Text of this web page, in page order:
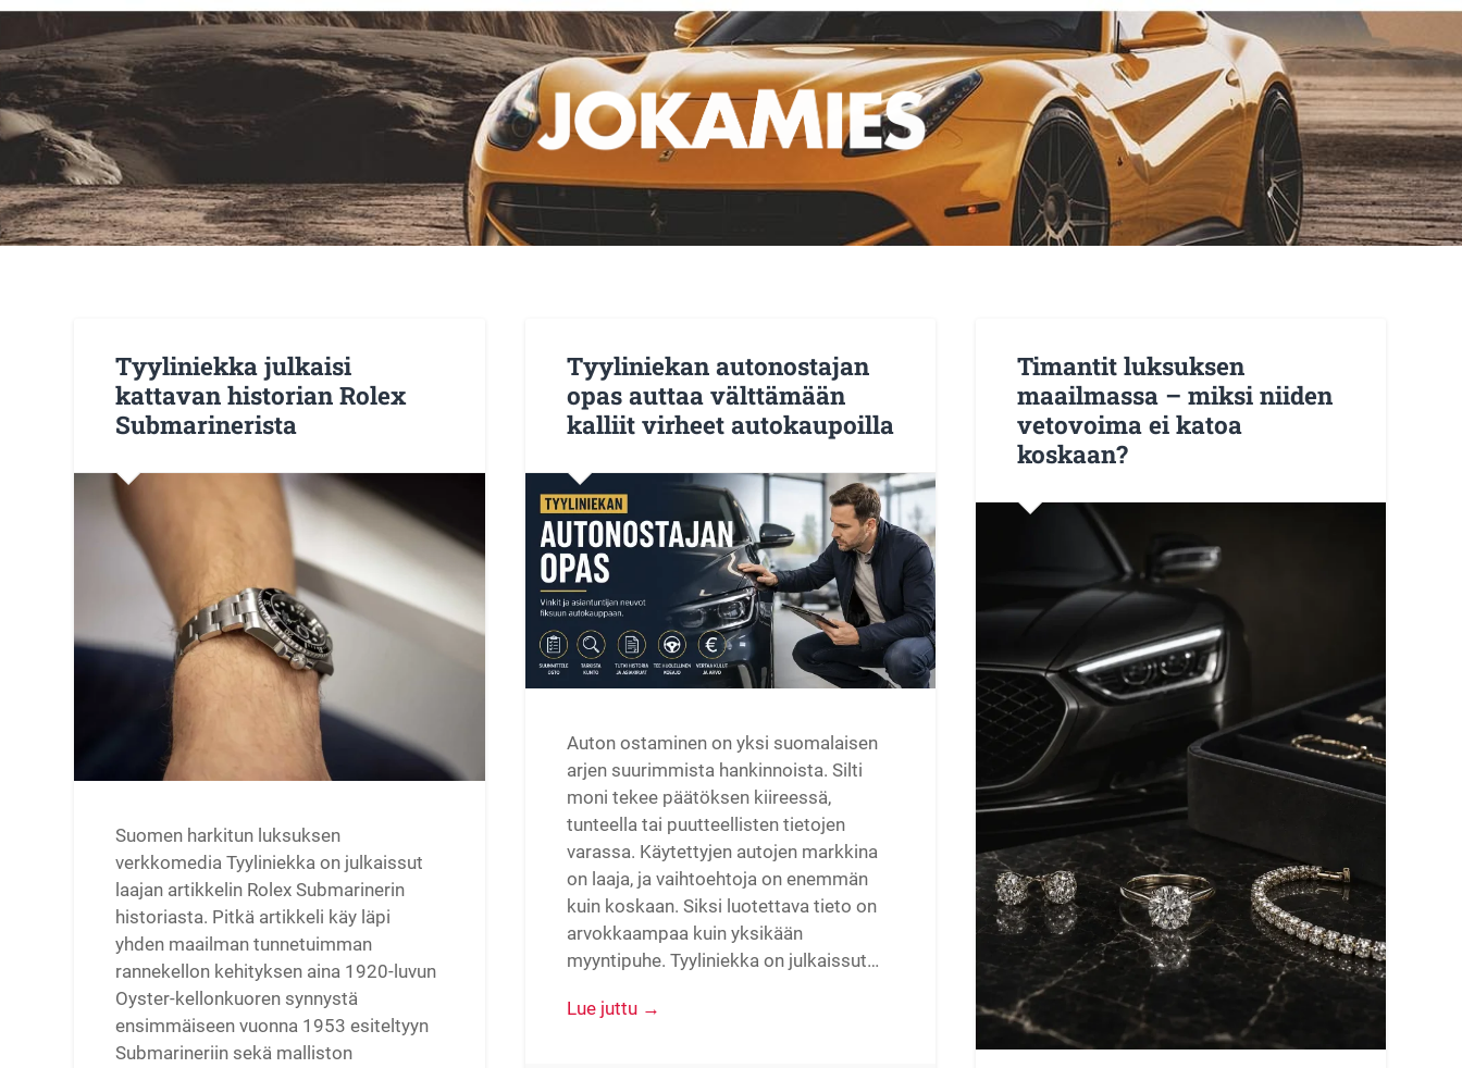
Tyyliniekka julkaisi
kattavan historian Rolex
Submarinerista
Suomen harkitun luksuksen
verkkomedia Tyyliniekka on julkaissut
laajan artikkelin Rolex Submarinerin
historiasta. Pitkä artikkeli käy läpi
yhden maailman tunnetuimman
rannekellon kehityksen aina 1920-luvun
Oyster-kellonkuoren synnystä
ensimmäiseen vuonna 1953 esiteltyyn
Submarineriin sekä malliston
Tyyliniekan autonostajan
opas auttaa välttämään
kalliit virheet autokaupoilla
Auton ostaminen on yksi suomalaisen
arjen suurimmista hankinnoista. Silti
moni tekee päätöksen kiireessä,
tunteella tai puutteellisten tietojen
varassa. Käytettyjen autojen markkina
on laaja, ja vaihtoehtoja on enemmän
kuin koskaan. Siksi luotettava tieto on
arvokkaampaa kuin yksikään
myyntipuhe. Tyyliniekka on julkaissut…
Lue juttu →
Timantit luksuksen
maailmassa – miksi niiden
vetovoima ei katoa
koskaan?